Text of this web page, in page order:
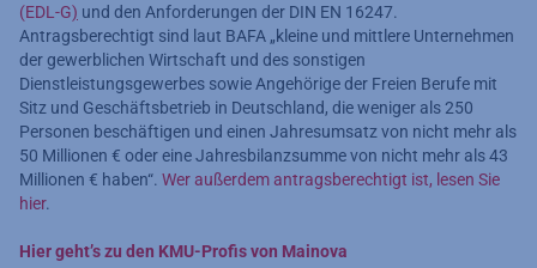
(EDL-G) und den Anforderungen der DIN EN 16247.
Antragsberechtigt sind laut BAFA „kleine und mittlere Unternehmen
der gewerblichen Wirtschaft und des sonstigen
Dienstleistungsgewerbes sowie Angehörige der Freien Berufe mit
Sitz und Geschäftsbetrieb in Deutschland, die weniger als 250
Personen beschäftigen und einen Jahresumsatz von nicht mehr als
50 Millionen € oder eine Jahresbilanzsumme von nicht mehr als 43
Millionen € haben“. Wer außerdem antragsberechtigt ist, lesen Sie
hier.
Hier geht’s zu den KMU-Profis von Mainova